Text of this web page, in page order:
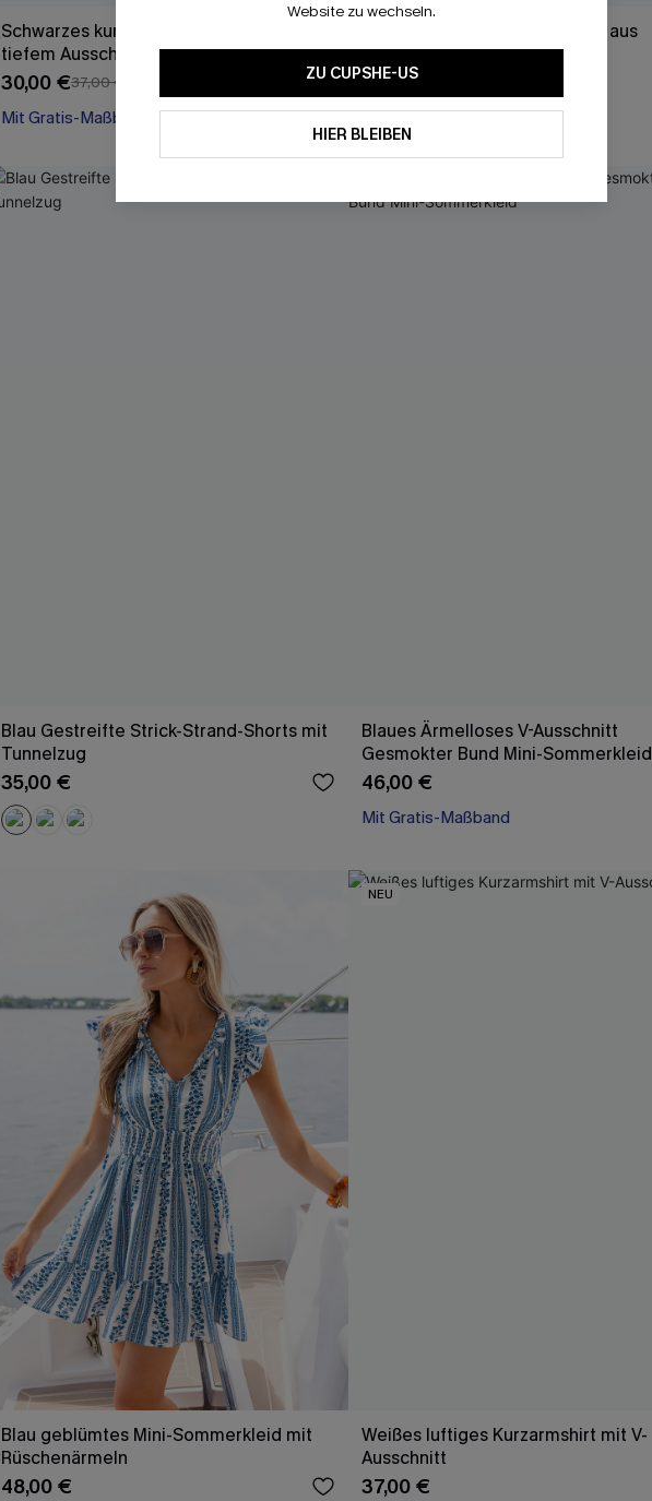
Schwarzes kurzärmeliges Minikleid mit
tiefem Ausschnitt
30,00 €37,00 €
Mit Gratis-Maßband
Mit Gratis-Maßband
Gestreiftes Maxi-Freizeitkleid aus
Baumwollmix
39,00 €
Blau Gestreifte Strick-Strand-Shorts mit
Tunnelzug
35,00 €
Blaues Ärmelloses V-Ausschnitt
Gesmokter Bund Mini-Sommerkleid
46,00 €
Mit Gratis-Maßband
Mit Gratis-Maßband
Blau geblümtes Mini-Sommerkleid mit
Rüschenärmeln
48,00 €
NEU
Weißes luftiges Kurzarmshirt mit V-
Ausschnitt
37,00 €
Website zu wechseln.
ZU CUPSHE-US
HIER BLEIBEN